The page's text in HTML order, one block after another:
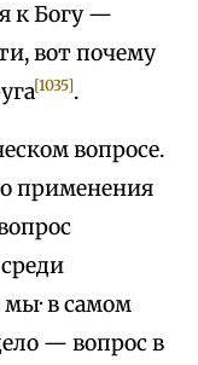
к Богу —
вот почему
[1035].
вопросе.
применения
в самом
— вопрос в